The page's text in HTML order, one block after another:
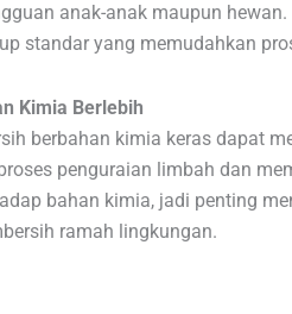
anak-anak maupun
standar yang memudahkan
Kimia Berlebih
berbahan kimia keras dapat
penguraian limbah dan
bahan kimia, jadi penting
ramah lingkungan.